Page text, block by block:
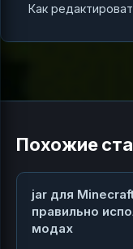
Похожие
jar для
правильно
модах